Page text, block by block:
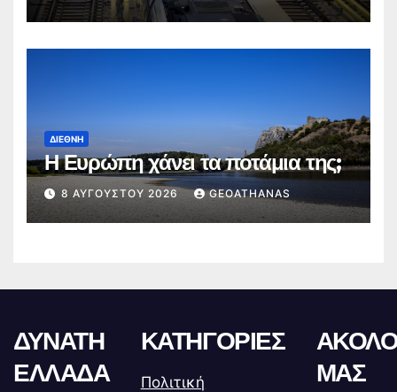
ΔΙΕΘΝΉ
Η Ευρώπη χάνει τα ποτάμια της;
8 ΑΥΓΟΎΣΤΟΥ 2026 GEOATHANAS
ΔΥΝΑΤΗ
ΕΛΛΑΔΑ
ΚΑΤΗΓΟΡΙΕΣ
Πολιτική
ΜΑΣ